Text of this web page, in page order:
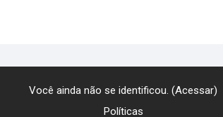
Você ainda não se identificou. (Acessar)
Políticas